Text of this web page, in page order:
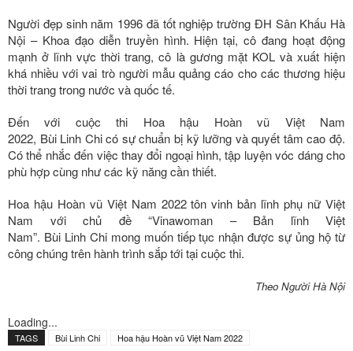
Người đẹp sinh năm 1996 đã tốt nghiệp trường ĐH Sân Khấu Hà
Nội – Khoa đạo diễn truyền hình. Hiện tại, cô đang hoạt động
mạnh ở lĩnh vực thời trang, cô là gương mặt KOL và xuất hiện
khá nhiều với vai trò người mẫu quảng cáo cho các thương hiệu
thời trang trong nước và quốc tế.
Đến với cuộc thi Hoa hậu Hoàn vũ Việt Nam
2022, Bùi Linh Chi có sự chuẩn bị kỹ lưỡng và quyết tâm cao độ.
Có thể nhắc đến việc thay đổi ngoại hình, tập luyện vóc dáng cho
phù hợp cùng như các kỹ năng cần thiết.
Hoa hậu Hoàn vũ Việt Nam 2022 tôn vinh bản lĩnh phụ nữ Việt
Nam với chủ đề “Vinawoman – Bản lĩnh Việt
Nam”. Bùi Linh Chi mong muốn tiếp tục nhận được sự ủng hộ từ
công chúng trên hành trình sắp tới tại cuộc thi.
Theo Người Hà Nội
Loading...
TAGS Bùi Linh Chi Hoa hậu Hoàn vũ Việt Nam 2022